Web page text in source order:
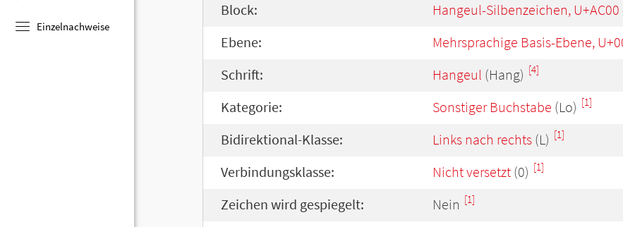
Einzelnachweise
Block: Hangeul-Silbenzeichen, U+AC00
Ebene: Mehrsprachige Basis-Ebene,
Schrift: Hangeul (Hang) [4]
Kategorie: Sonstiger Buchstabe (Lo) [1]
Bidirektional-Klasse: Links nach rechts (L) [1]
Verbindungsklasse: Nicht versetzt (0) [1]
Zeichen wird gespiegelt: Nein [1]